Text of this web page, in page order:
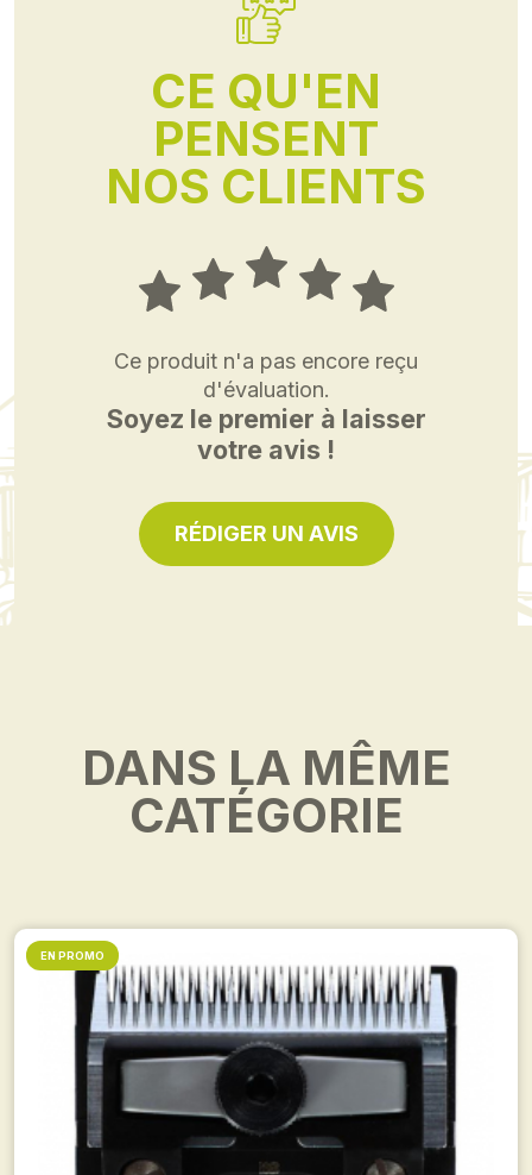
CE QU'EN
PENSENT
NOS CLIENTS
Ce produit n'a pas encore reçu
d'évaluation.
Soyez le premier à laisser
votre avis !
RÉDIGER UN AVIS
DANS LA MÊME
CATÉGORIE
EN PROMO